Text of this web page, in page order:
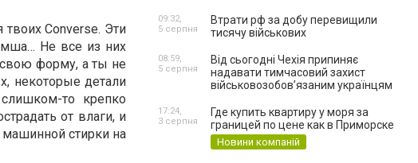
Converse. Эти
Не все из них
форму, а ты не
некоторые детали
то крепко
от влаги, и
машинной стирки на
Втрати рф за добу перевищили
тисячу військових
09:32,
5 серпня
Від сьогодні Чехія припиняє
надавати тимчасовий захист
військовозобов’язаним українцям
08:59,
5 серпня
Где купить квартиру у моря за
границей по цене как в Приморске
Новини компаній
17:24,
3 серпня